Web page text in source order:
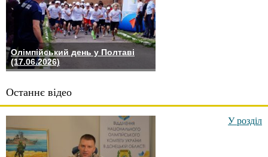
Олімпійський день у Полтаві
(17.06.2026)
Останнє відео
У розділ